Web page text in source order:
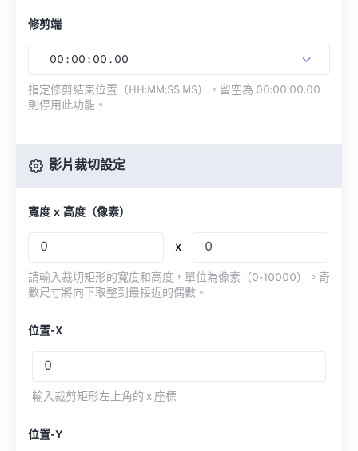
修剪端
00 : 00 : 00 . 00
指定修剪結束位置（HH:MM:SS.MS）。留空為 00:00:00.00
則停用此功能。
影片裁切設定
寬度 x 高度（像素）
x
請輸入裁切矩形的寬度和高度，單位為像素（0-10000）。奇
數尺寸將向下取整到最接近的偶數。
位置-X
輸入裁剪矩形左上角的 x 座標
位置-Y